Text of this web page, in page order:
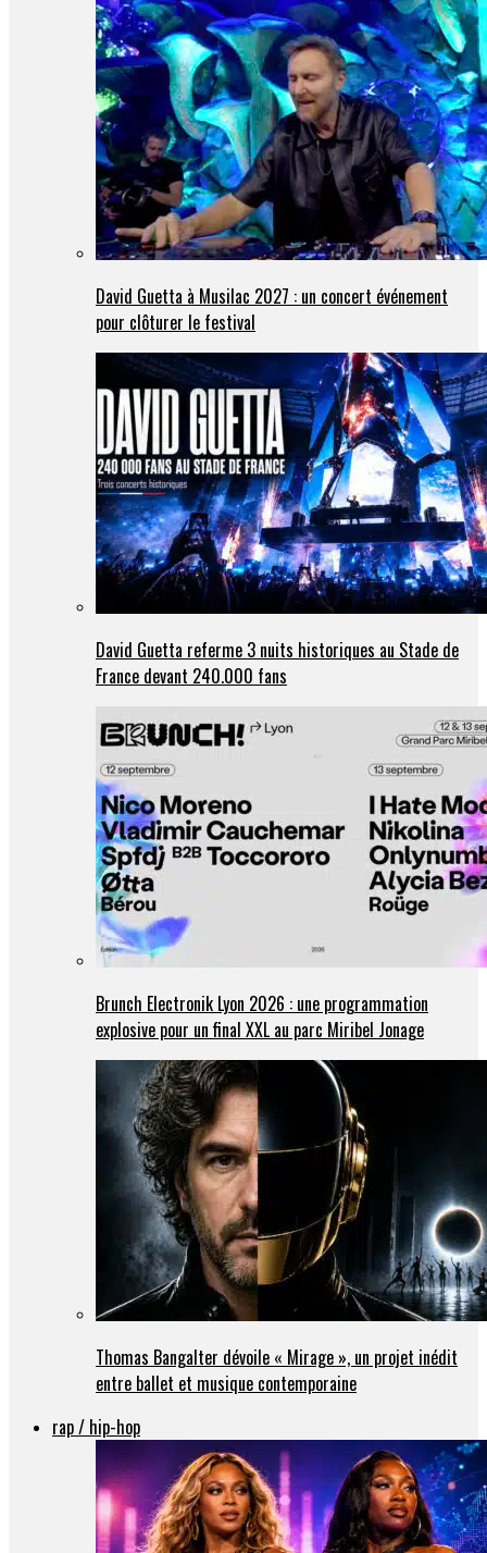
David Guetta à Musilac 2027 : un concert événement
pour clôturer le festival
David Guetta referme 3 nuits historiques au Stade de
France devant 240.000 fans
Brunch Electronik Lyon 2026 : une programmation
explosive pour un final XXL au parc Miribel Jonage
Thomas Bangalter dévoile « Mirage », un projet inédit
entre ballet et musique contemporaine
rap / hip-hop